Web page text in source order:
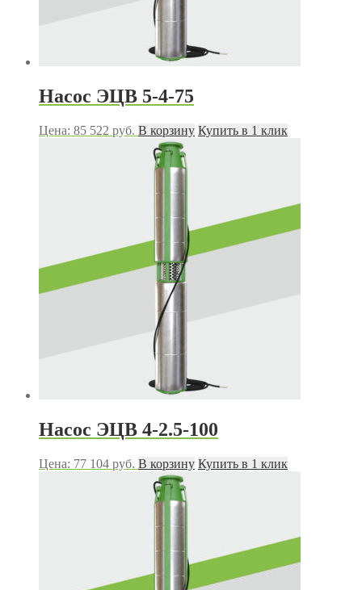
Насос ЭЦВ 5-4-75
Цена: 85 522 руб. В корзину Купить в 1 клик
Насос ЭЦВ 4-2.5-100
Цена: 77 104 руб. В корзину Купить в 1 клик